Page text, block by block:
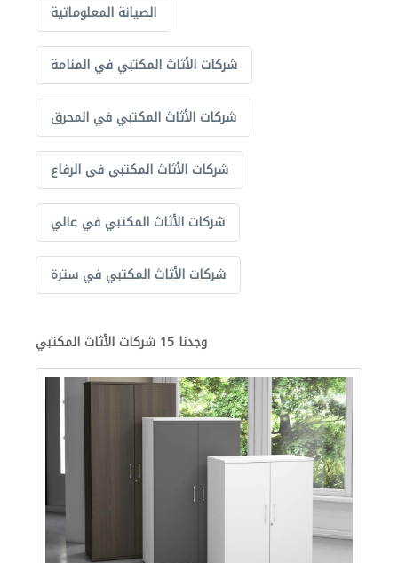
الصيانة المعلوماتية
شركات الأثاث المكتبي في المنامة
شركات الأثاث المكتبي في المحرق
شركات الأثاث المكتبي في الرفاع
شركات الأثاث المكتبي في عالي
شركات الأثاث المكتبي في سترة
وجدنا 15 شركات الأثاث المكتبي